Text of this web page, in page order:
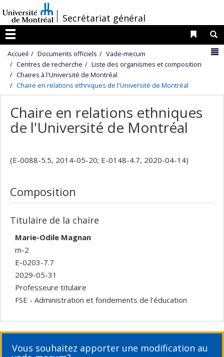
au
contenu
/
Secrétariat général
Menu
Liens
Accueil Documents officiels
Vade-mecum
Centres de recherche
Liste des organismes et composition
Chaires à l'Université de Montréal
Chaire en relations ethniques de l'Université de Montréal
Chaire en relations ethniques
de l'Université de Montréal
(E-0088-5.5, 2014-05-20; E-0148-4.7, 2020-04-14)
Composition
Titulaire de la chaire
Marie-Odile Magnan
m-2
E-0203-7.7
2029-05-31
Professeure titulaire
FSE - Administration et fondements de l’éducation
Vous souhaitez apporter une modification au